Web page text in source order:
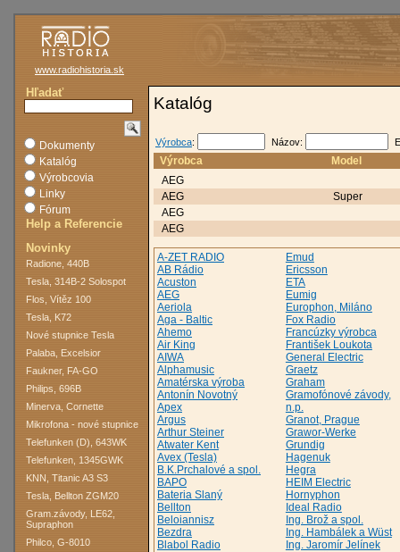
www.radiohistoria.sk
Hľadať
Dokumenty
Katalóg
Výrobcovia
Linky
Fórum
Help a Referencie
Novinky
Radione, 440B
Tesla, 314B-2 Solospot
Flos, Vítěz 100
Tesla, K72
Nové stupnice Tesla
Palaba, Excelsior
Faukner, FA-GO
Philips, 696B
Minerva, Cornette
Mikrofona - nové stupnice
Telefunken (D), 643WK
Telefunken, 1345GWK
KNN, Titanic A3 S3
Tesla, Bellton ZGM20
Gram.závody, LE62,
Supraphon
Philco, G-8010
Katalóg
Výrobca: Názov:
Výrobca
Model
AEG
AEG
Super
AEG
AEG
A-ZET RADIO
AB Rádio
Acuston
AEG
Aeriola
Aga - Baltic
Ahemo
Air King
AIWA
Alphamusic
Amatérska výroba
Antonín Novotný
Apex
Argus
Arthur Steiner
Atwater Kent
Avex (Tesla)
B.K.Prchalové a spol.
BAPO
Bateria Slaný
Bellton
Beloiannisz
Bezdra
Blabol Radio
Emud
Ericsson
ETA
Eumig
Europhon, Miláno
Fox Radio
Francúzky výrobca
František Loukota
General Electric
Graetz
Graham
Gramofónové závody,
n.p.
Granot, Prague
Grawor-Werke
Grundig
Hagenuk
Hegra
HEIM Electric
Hornyphon
Ideal Radio
Ing. Brož a spol.
Ing. Hambálek a Wüst
Ing. Jaromír Jelínek